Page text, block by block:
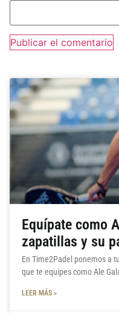
Equípate como
zapatillas y su
En Time2Padel ponemos a
que te equipes como Ale
LEER MÁS »